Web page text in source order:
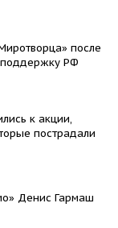
после
поддержку РФ
к акции,
пострадали
Денис Гармаш